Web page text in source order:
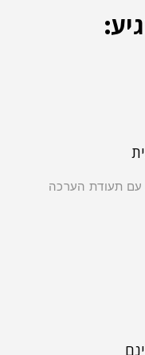
עם תעודת הערכה